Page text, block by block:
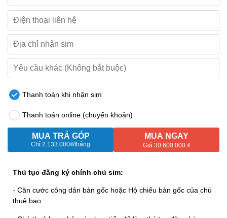
Thanh toán khi nhận sim
Thanh toán online (chuyển khoản)
MUA TRẢ GÓP
Chỉ 2.133.000₫/tháng
MUA NGAY
Giá 30.600.000 ₫
Thủ tục đăng ký chính chủ sim:
- Căn cước công dân bản gốc hoặc Hộ chiếu bản gốc của chủ
thuê bao